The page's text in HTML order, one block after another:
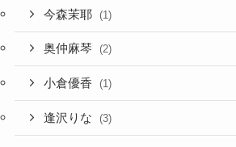
今森茉耶 (1)
奥仲麻琴 (2)
小倉優香 (1)
逢沢りな (3)